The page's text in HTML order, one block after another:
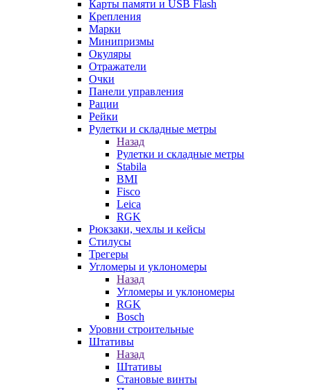
Карты памяти и USB Flash
Крепления
Марки
Минипризмы
Окуляры
Отражатели
Очки
Панели управления
Рации
Рейки
Рулетки и складные метры
Назад
Рулетки и складные метры
Stabila
BMI
Fisco
Leica
RGK
Рюкзаки, чехлы и кейсы
Стилусы
Трегеры
Угломеры и уклономеры
Назад
Угломеры и уклономеры
RGK
Bosch
Уровни строительные
Штативы
Назад
Штативы
Становые винты